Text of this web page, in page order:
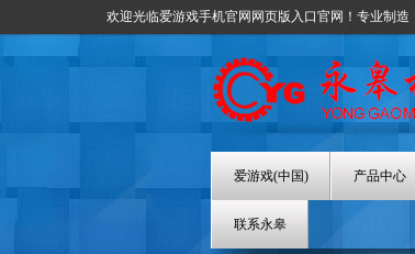
欢迎光临爱游戏手机官网网页版入口官网！专业制造
爱游戏(中国) 产品中心
联系永皋